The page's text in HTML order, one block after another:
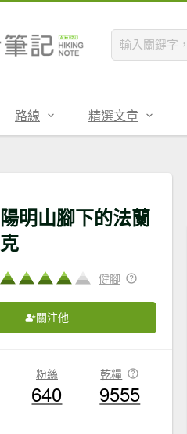
路線 精選文章
陽明山腳下的法蘭
克
健腳
關注他
粉絲
640
乾糧
9555